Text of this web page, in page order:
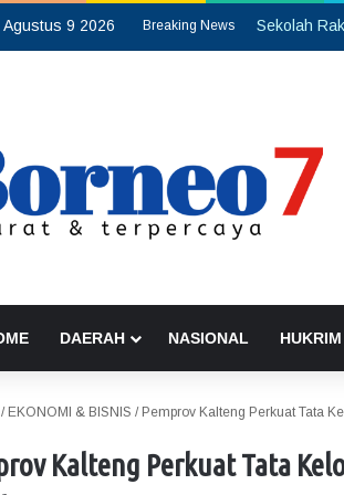
Agustus 9 2026 Breaking News
DAERAH NASIONAL HUKRIM
/ EKONOMI & BISNIS / Pemprov Kalteng Perkuat Tata
Kalteng Perkuat Tata